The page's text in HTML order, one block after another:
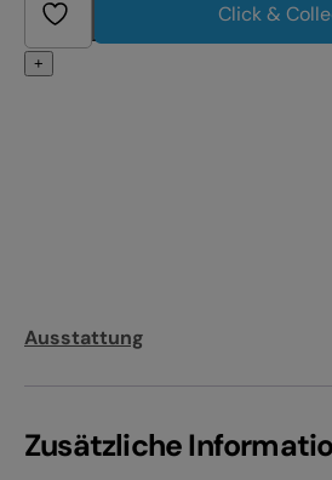
+
Click &
Ausstattung
Zusätzliche